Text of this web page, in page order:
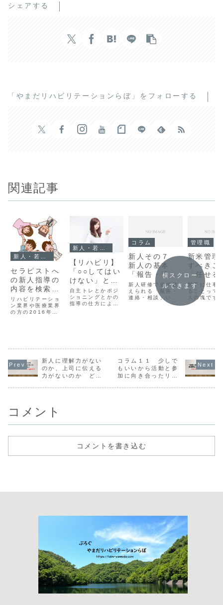
シェアする
「やまだリハビリテーションらぼ」をフォローする
関連記事
セラピストへ
の新人指導の
内容を検索す
るの？
リハビリテーショ
ン業界や医療業界
の方の2016年新
【リハビリ】
「○○してはい
けない」とは
言わない
自主トレとかポジ
ショニングとかの
指導の仕方によっ
コラム
新人その７
新人の基本
「報告・連
絡・相談（ホ
ウ・レン・ソ
ウ）活用法」
新人研修で必ず教
えられる「報告・
連絡・相談」いわ
ゆるホウレンソ
ビリテーション現
すると患者さんの
状態が悪化するこ
とにつながりま
一筋で働いている
管理職
新米管理
すべきこ
「任せる
と」
部下に仕事
ることって
スの塊です
けどそこを
いてみまし
横スクロー
ルできます
新人に理解力がない
のか、上司に伝える
力がないのか どっ
コラム１１ 少しで
もいいから活動と参
加に向き合ったリハ
コメント
コメントを書き込む